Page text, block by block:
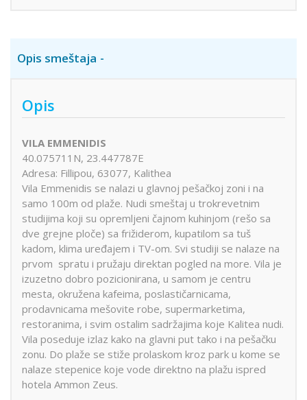
Opis smeštaja
Opis
VILA EMMENIDIS
40.075711N, 23.447787E
Adresa: Fillipou, 63077, Kalithea
Vila Emmenidis se nalazi u glavnoj pešačkoj zoni i na
samo 100m od plaže. Nudi smeštaj u trokrevetnim
studijima koji su opremljeni čajnom kuhinjom (rešo sa
dve grejne ploče) sa frižiderom, kupatilom sa tuš
kadom, klima uređajem i TV-om. Svi studiji se nalaze na
prvom spratu i pružaju direktan pogled na more. Vila je
izuzetno dobro pozicionirana, u samom je centru
mesta, okružena kafeima, poslastičarnicama,
prodavnicama mešovite robe, supermarketima,
restoranima, i svim ostalim sadržajima koje Kalitea nudi.
Vila poseduje izlaz kako na glavni put tako i na pešačku
zonu. Do plaže se stiže prolaskom kroz park u kome se
nalaze stepenice koje vode direktno na plažu ispred
hotela Ammon Zeus.